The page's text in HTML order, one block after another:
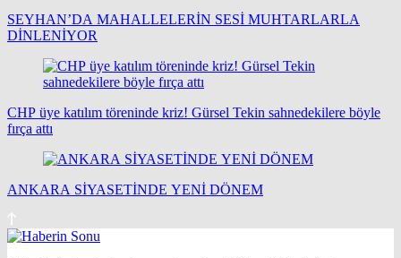
SEYHAN’DA MAHALLELERİN SESİ MUHTARLARLA
DİNLENİYOR
CHP üye katılım töreninde kriz! Gürsel Tekin sahnedekilere böyle
fırça attı
ANKARA SİYASETİNDE YENİ DÖNEM